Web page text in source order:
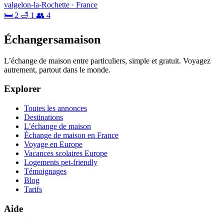
valgelon-la-Rochette · France
🛏 2 🛁 1 👥 4
Échangersamaison
L’échange de maison entre particuliers, simple et gratuit. Voyagez
autrement, partout dans le monde.
Explorer
Toutes les annonces
Destinations
L’échange de maison
Échange de maison en France
Voyage en Europe
Vacances scolaires Europe
Logements pet-friendly
Témoignages
Blog
Tarifs
Aide